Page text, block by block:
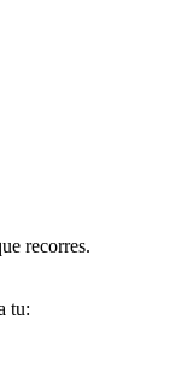
recorres.
tu: